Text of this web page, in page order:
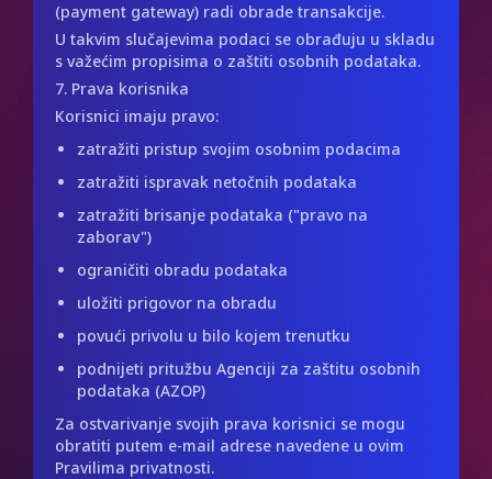
(payment gateway) radi obrade transakcije.
U takvim slučajevima podaci se obrađuju u skladu
s važećim propisima o zaštiti osobnih podataka.
7. Prava korisnika
Korisnici imaju pravo:
zatražiti pristup svojim osobnim podacima
zatražiti ispravak netočnih podataka
zatražiti brisanje podataka ("pravo na
zaborav")
ograničiti obradu podataka
uložiti prigovor na obradu
povući privolu u bilo kojem trenutku
podnijeti pritužbu Agenciji za zaštitu osobnih
podataka (AZOP)
Za ostvarivanje svojih prava korisnici se mogu
obratiti putem e-mail adrese navedene u ovim
Pravilima privatnosti.